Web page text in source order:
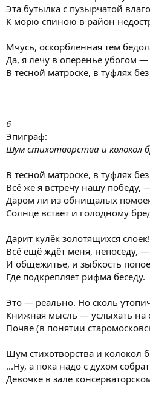
Эта бутылка с пузырчатой
К морю спиною в район
Мчусь, оскорблённая тем
Да, я лечу в оперенье убогом —
В тесной матроске, в туфлях
6
Эпиграф:
Шум стихотворства и колокол
В тесной матроске, в туфлях
Всё же я встречу нашу победу,
Даром ли из обнищалых
Солнце встаёт и голодному
Дарит кулёк золотящихся слоек!
Всё ещё ждёт меня, непоседу, —
И общежитье, и зыбкость
Где подкрепляет рифма беседу.
Это — реально. Но сколь
Книжная мысль — услыхать на
Почве (в понятии
Шум стихотворства и колокол
...Ну, а пока надо с духом
Девочке в зале